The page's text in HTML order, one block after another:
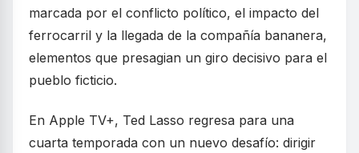
marcada por el conflicto político, el impacto del
ferrocarril y la llegada de la compañía bananera,
elementos que presagian un giro decisivo para el
pueblo ficticio.
En Apple TV+, Ted Lasso regresa para una
cuarta temporada con un nuevo desafío: dirigir